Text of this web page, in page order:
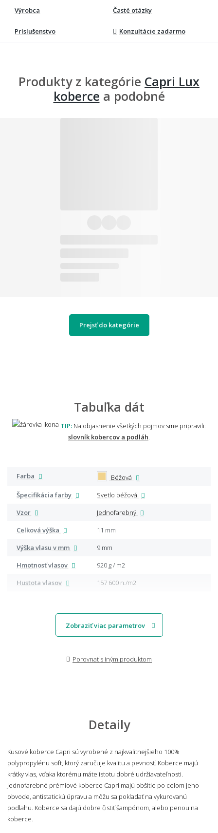
Výrobca Časté otázky
Príslušenstvo Konzultácie zadarmo
Produkty z kategórie Capri Lux
koberce a podobné
Prejsť do kategórie
Tabuľka dát
TIP: Na objasnenie všetkých pojmov sme pripravili:
slovník kobercov a podláh
Farba
Béžová
Špecifikácia farby
Svetlo béžová
Vzor
Jednofarebný
Celková výška
11 mm
Výška vlasu v mm
9 mm
Hmotnosť vlasov
920 g / m2
Hustota vlasov
157 600 n./m2
Zobraziť viac parametrov
Porovnať s iným produktom
Detaily
Kusové koberce Capri sú vyrobené z najkvalitnejšieho 100%
polypropylénu soft, ktorý zaručuje kvalitu a pevnosť. Koberce majú
krátky vlas, vďaka ktorému máte istotu dobré udržiavateľnosti.
Jednofarebné prémiové koberce Capri majú obšitie po celom jeho
obvode, antistatickú úpravu a môžu sa pokladať na vykurovanú
podlahu. Koberce sa dajú dobre čistiť šampónom, alebo penou na
koberce.